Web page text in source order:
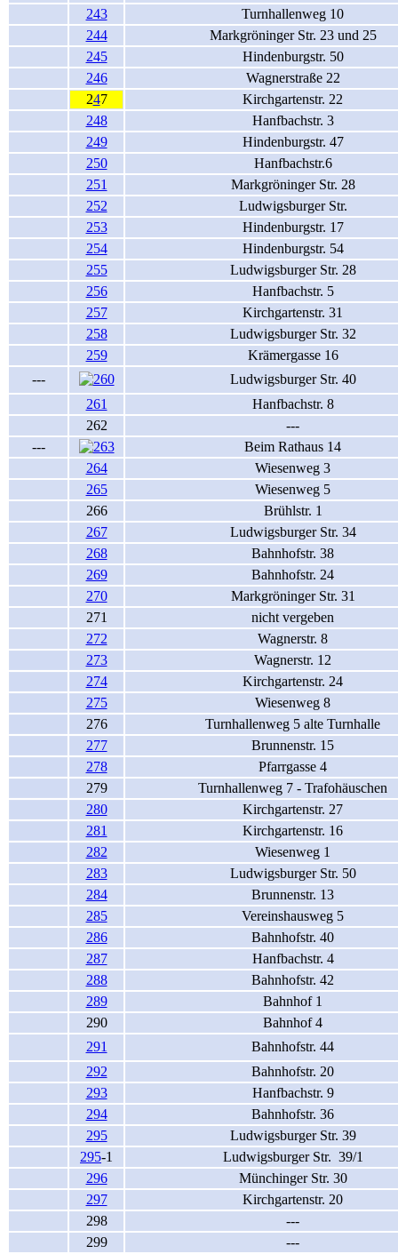
243
Turnhallenweg 10
244
Markgröninger Str. 23 und 25
245
Hindenburgstr. 50
246
Wagnerstraße 22
247
Kirchgartenstr. 22
248
Hanfbachstr. 3
249
Hindenburgstr. 47
250
Hanfbachstr.6
251
Markgröninger Str. 28
252
Ludwigsburger Str.
253
Hindenburgstr. 17
254
Hindenburgstr. 54
255
Ludwigsburger Str. 28
256
Hanfbachstr. 5
257
Kirchgartenstr. 31
258
Ludwigsburger Str. 32
259
Krämergasse 16
---
Ludwigsburger Str. 40
261
Hanfbachstr. 8
262
---
---
Beim Rathaus 14
264
Wiesenweg 3
265
Wiesenweg 5
266
Brühlstr. 1
267
Ludwigsburger Str. 34
268
Bahnhofstr. 38
269
Bahnhofstr. 24
270
Markgröninger Str. 31
271
nicht vergeben
272
Wagnerstr. 8
273
Wagnerstr. 12
274
Kirchgartenstr. 24
275
Wiesenweg 8
276
Turnhallenweg 5 alte Turnhalle
277
Brunnenstr. 15
278
Pfarrgasse 4
279
Turnhallenweg 7 - Trafohäuschen
280
Kirchgartenstr. 27
281
Kirchgartenstr. 16
282
Wiesenweg 1
283
Ludwigsburger Str. 50
284
Brunnenstr. 13
285
Vereinshausweg 5
286
Bahnhofstr. 40
287
Hanfbachstr. 4
288
Bahnhofstr. 42
289
Bahnhof 1
290
Bahnhof 4
291
Bahnhofstr. 44
292
Bahnhofstr. 20
293
Hanfbachstr. 9
294
Bahnhofstr. 36
295
Ludwigsburger Str. 39
295-1
Ludwigsburger Str. 39/1
296
Münchinger Str. 30
297
Kirchgartenstr. 20
298
---
299
---